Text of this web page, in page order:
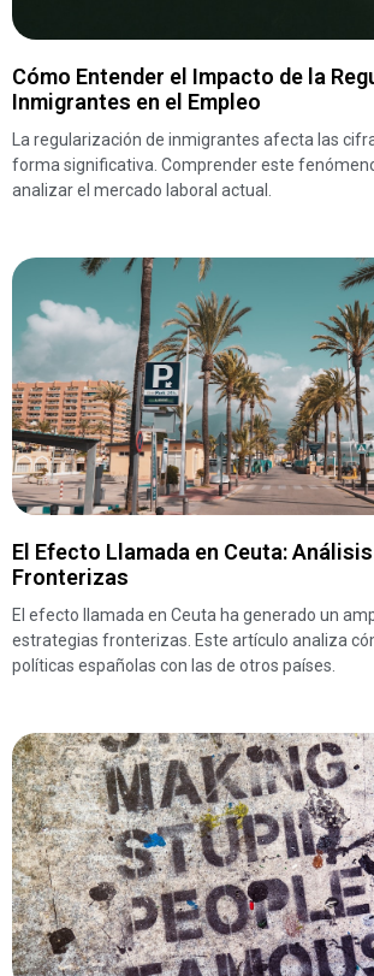
Cómo Entender el Impacto de la
Inmigrantes en el Empleo
La regularización de inmigrantes afecta las
forma significativa. Comprender este
analizar el mercado laboral actual.
El Efecto Llamada en Ceuta:
Fronterizas
El efecto llamada en Ceuta ha generado un
estrategias fronterizas. Este artículo analiza
políticas españolas con las de otros países.